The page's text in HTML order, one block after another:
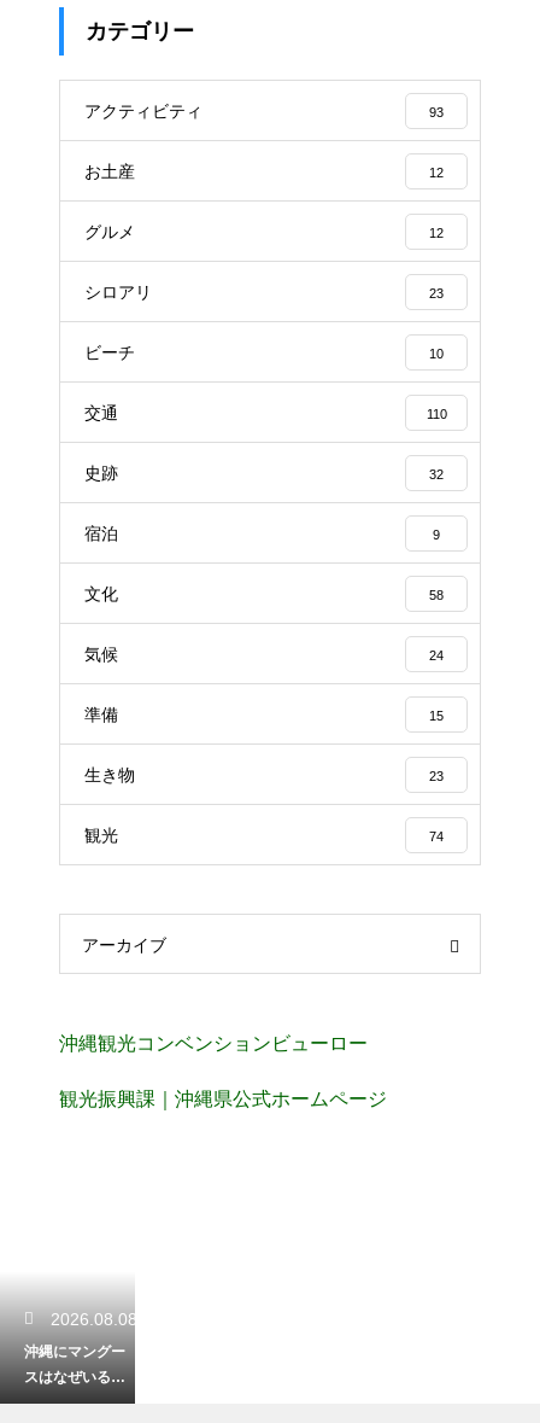
カテゴリー
アクティビティ 93
お土産 12
グルメ 12
シロアリ 23
ビーチ 10
交通 110
史跡 32
宿泊 9
文化 58
気候 24
準備 15
生き物 23
観光 74
アーカイブ
沖縄観光コンベンションビューロー
観光振興課｜沖縄県公式ホームページ
2026.08.08
沖縄にマングー
スはなぜいる？
ハブ退治の目的